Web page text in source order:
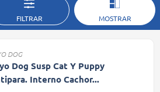
FILTRAR MOSTRAR
DOG
Dog Susp Cat Y Puppy
Interno Cachor...